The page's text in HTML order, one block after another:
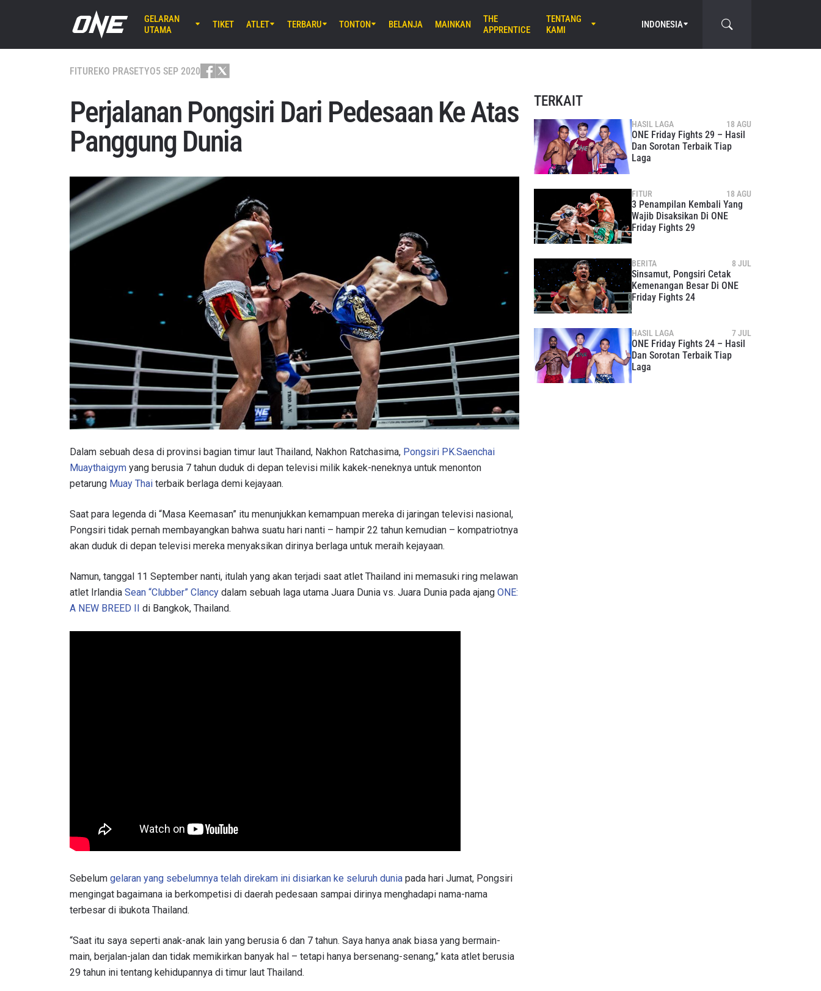
GELARAN
UTAMA
AGU 14 (JUM) 11:30 UTC
Lumpinee Stadium, Bangkok
ONE Friday Fights 166 & The Inner Circle
TIKET ATLET TERBARU TONTON BELANJA MAINKAN
THE
APPRENTICE
TENTANG
KAMI
INDONESIA
FITUREKO PRASETYO5 SEP 2020
Perjalanan Pongsiri Dari Pedesaan Ke Atas
Panggung Dunia
Dalam sebuah desa di provinsi bagian timur laut Thailand, Nakhon Ratchasima, Pongsiri PK.Saenchai
Muaythaigym yang berusia 7 tahun duduk di depan televisi milik kakek-neneknya untuk menonton
petarung Muay Thai terbaik berlaga demi kejayaan.
Saat para legenda di “Masa Keemasan” itu menunjukkan kemampuan mereka di jaringan televisi nasional,
Pongsiri tidak pernah membayangkan bahwa suatu hari nanti – hampir 22 tahun kemudian – kompatriotnya
akan duduk di depan televisi mereka menyaksikan dirinya berlaga untuk meraih kejayaan.
Namun, tanggal 11 September nanti, itulah yang akan terjadi saat atlet Thailand ini memasuki ring melawan
atlet Irlandia Sean “Clubber” Clancy dalam sebuah laga utama Juara Dunia vs. Juara Dunia pada ajang ONE:
A NEW BREED II di Bangkok, Thailand.
Sebelum gelaran yang sebelumnya telah direkam ini disiarkan ke seluruh dunia pada hari Jumat, Pongsiri
mengingat bagaimana ia berkompetisi di daerah pedesaan sampai dirinya menghadapi nama-nama
terbesar di ibukota Thailand.
“Saat itu saya seperti anak-anak lain yang berusia 6 dan 7 tahun. Saya hanya anak biasa yang bermain-
main, berjalan-jalan dan tidak memikirkan banyak hal – tetapi hanya bersenang-senang,” kata atlet berusia
29 tahun ini tentang kehidupannya di timur laut Thailand.
TERKAIT
HASIL LAGA 18 AGU
ONE Friday Fights 29 – Hasil
Dan Sorotan Terbaik Tiap
Laga
FITUR 18 AGU
3 Penampilan Kembali Yang
Wajib Disaksikan Di ONE
Friday Fights 29
BERITA 8 JUL
Sinsamut, Pongsiri Cetak
Kemenangan Besar Di ONE
Friday Fights 24
HASIL LAGA 7 JUL
ONE Friday Fights 24 – Hasil
Dan Sorotan Terbaik Tiap
Laga